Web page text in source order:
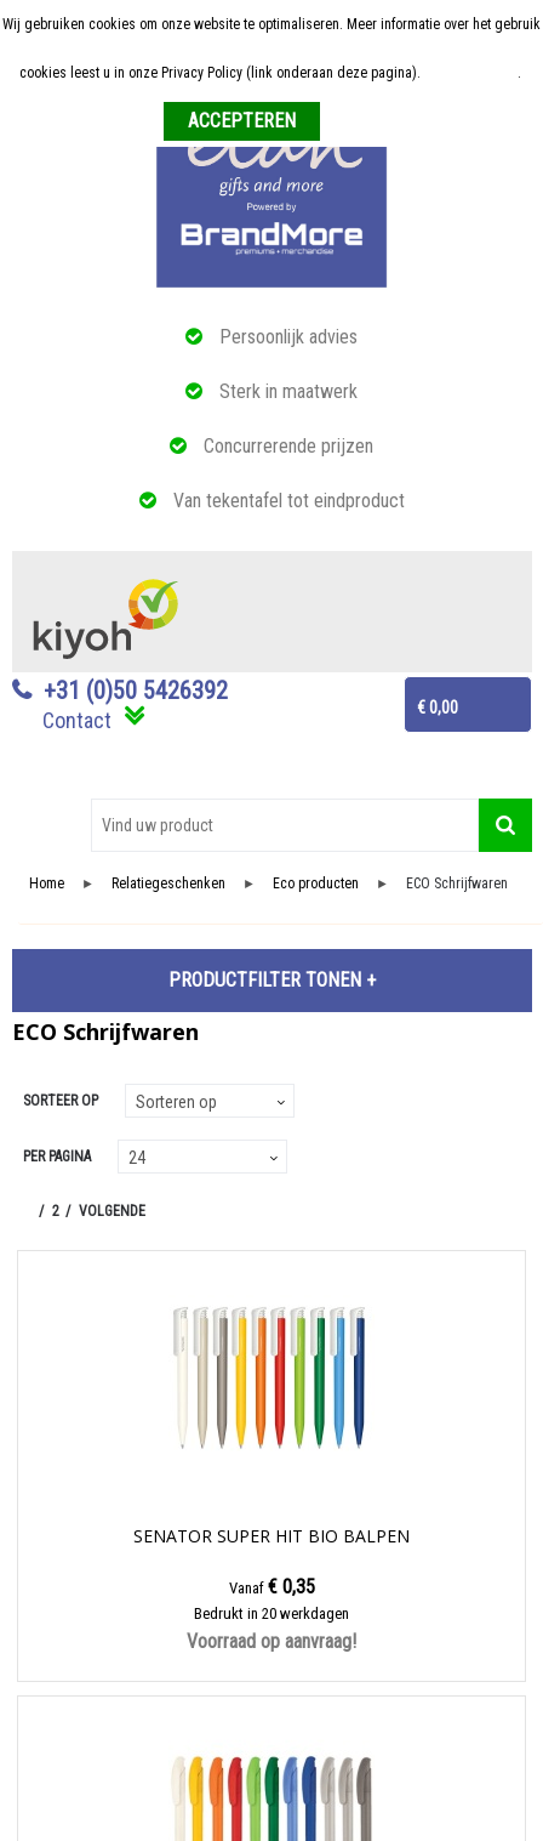
Persoonlijk advies
Sterk in maatwerk
Concurrerende prijzen
Van tekentafel tot eindproduct
€ 0,00
+31 (0)50 5426392
Contact
Home
ALLE RELATIEGESCHENKEN
Home ► Relatiegeschenken ► Eco producten ► ECO Schrijfwaren
PRODUCTFILTER
ECO Schrijfwaren
SORTEER OP
PER PAGINA
2 VOLGENDE
SENATOR SUPER HIT BIO BALPEN
Vanaf € 0,35
Bedrukt in 20 werkdagen
Voorraad op aanvraag!
Wij gebruiken cookies om onze website te optimaliseren. Meer informatie over het gebruik
cookies leest u in onze Privacy Policy (link onderaan deze pagina). .